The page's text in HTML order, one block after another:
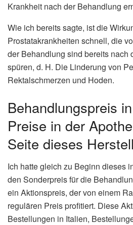
Krankheit nach der Behandlung
Wie ich bereits sagte, ist die
Prostatakrankheiten schnell, die
der Behandlung sind bereits nach
spüren, d. H. Die Linderung von
Rektalschmerzen und Hoden.
Behandlungspreis
Preise in der
Seite dieses
Ich hatte gleich zu Beginn dieses
den Sonderpreis für die
ein Aktionspreis, der von einem
regulären Preis profitiert. Diese
Bestellungen in Italien,